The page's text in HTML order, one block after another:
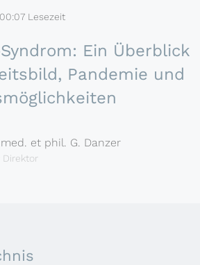
00:07 Lesezeit
Ein Überblick
Pandemie und
med. et phil. G. Danzer
Direktor